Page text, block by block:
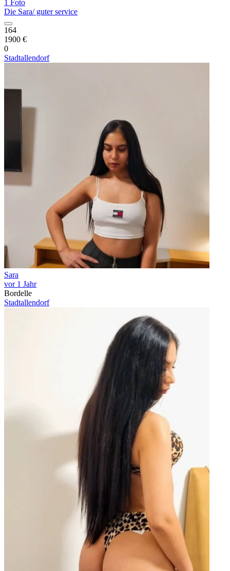
1 Foto
Die Sara/ guter service
164
1900 €
0
Stadtallendorf
Sara
vor 1 Jahr
Bordelle
Stadtallendorf